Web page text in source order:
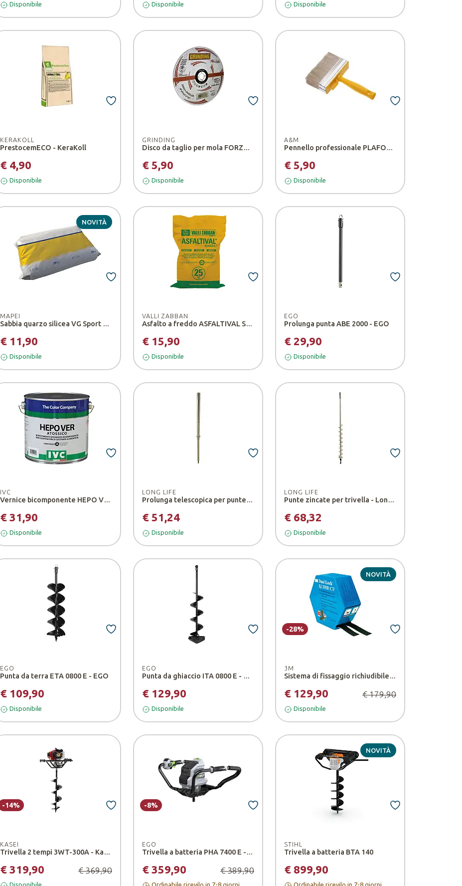
Disponibile Disponibile Disponibile
KERAKOLL
PrestocemECO - KeraKoll
€ 4,90
Disponibile
GRINDING
Disco da taglio per mola FORZA - Grinding
€ 5,90
Disponibile
A&M
Pennello professionale PLAFONCINO - A&M
€ 5,90
Disponibile
NOVITÀ
MAPEI
Sabbia quarzo silicea VG Sport 0,45 - 0,60
€ 11,90
Disponibile
VALLI ZABBAN
Asfalto a freddo ASFALTIVAL SPECIAL
€ 15,90
Disponibile
EGO
Prolunga punta ABE 2000 - EGO
€ 29,90
Disponibile
IVC
Vernice bicomponente HEPO VER
€ 31,90
Disponibile
LONG LIFE
Prolunga telescopica per punte trivella - Long Life
€ 51,24
Disponibile
LONG LIFE
Punte zincate per trivella - Long Life
€ 68,32
Disponibile
EGO
Punta da terra ETA 0800 E - EGO
€ 109,90
Disponibile
EGO
Punta da ghiaccio ITA 0800 E - EGO
€ 129,90
Disponibile
NOVITÀ
3M
Sistema di fissaggio richiudibile SJ355D CF
€ 129,90 € 179,90
-28%
Disponibile
KASEI
Trivella 2 tempi 3WT-300A - Kasei
€ 319,90 € 369,90
-14%
Disponibile
EGO
Trivella a batteria PHA 7400 E - EGO
€ 359,90 € 389,90
-8%
Ordinabile ricevilo in 7-8 giorni
NOVITÀ
STIHL
Trivella a batteria BTA 140
€ 899,90
Ordinabile ricevilo in 7-8 giorni
ottieni il 7% di sconto
sul tuo primo acquisto
Ok, ho capito!